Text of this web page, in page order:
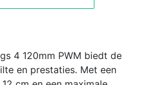
4 120mm PWM biedt de
en prestaties. Met een